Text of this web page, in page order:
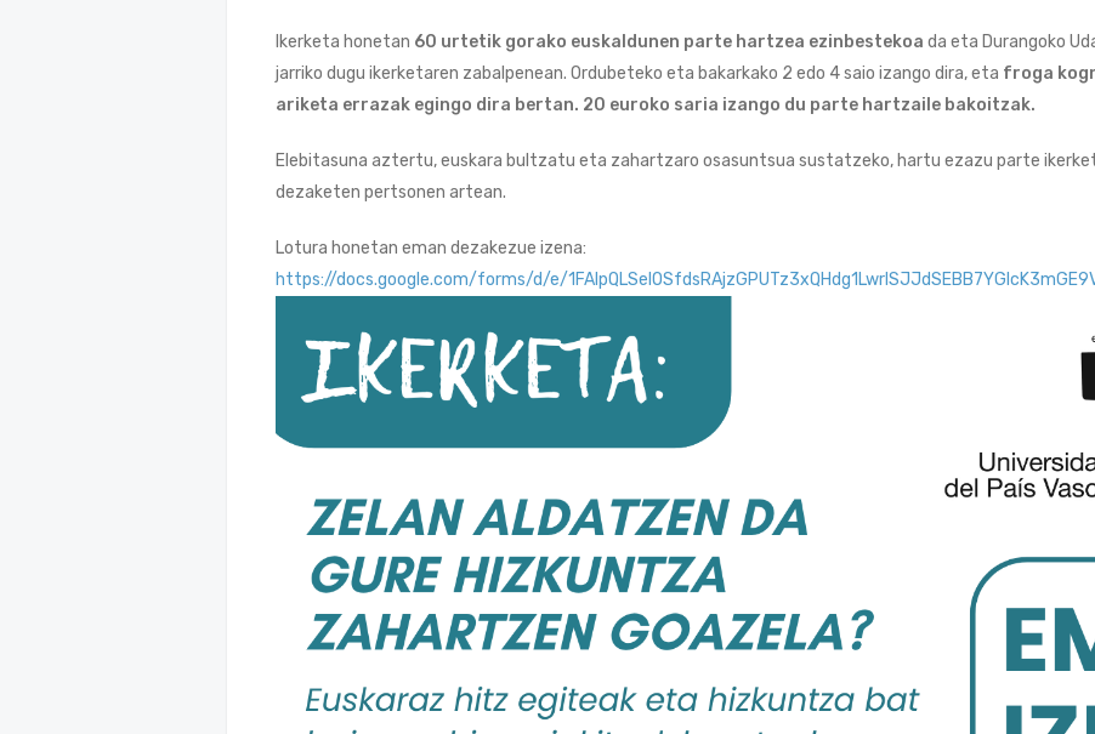
Ikerketa honetan 60 urtetik gorako euskaldunen parte hartzea ezinbestekoa da eta Durangoko
jarriko dugu ikerketaren zabalpenean. Ordubeteko eta bakarkako 2 edo 4 saio izango dira, eta froga
ariketa errazak egingo dira bertan. 20 euroko saria izango du parte hartzaile bakoitzak.
Elebitasuna aztertu, euskara bultzatu eta zahartzaro osasuntsua sustatzeko, hartu ezazu parte
dezaketen pertsonen artean.
Lotura honetan eman dezakezue izena:
https://docs.google.com/forms/d/e/